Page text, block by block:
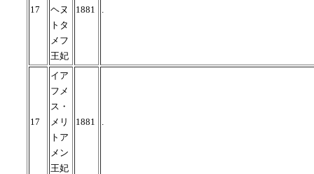
17
ヘヌ
トタ
メフ
王妃
1881
17
イア
フメ
ス・
メリ
トア
メン
王妃
1881